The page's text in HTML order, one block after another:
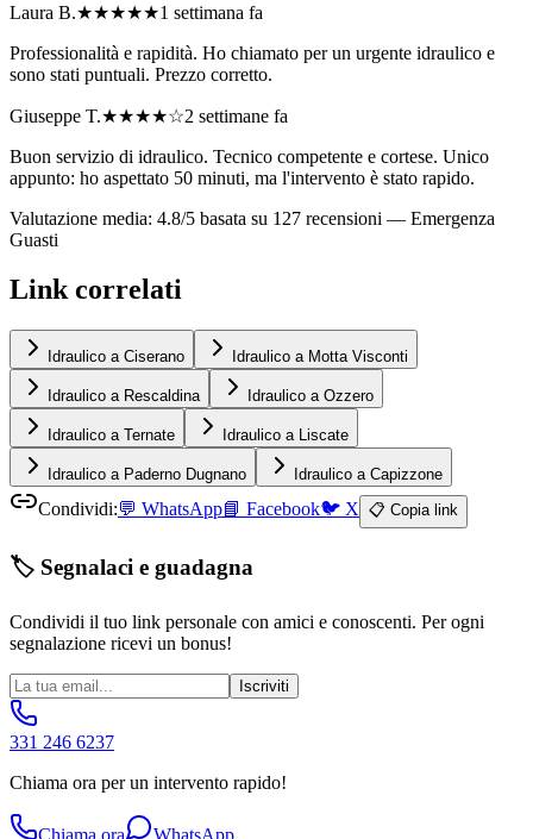
Laura B.★★★★★1 settimana fa
Professionalità e rapidità. Ho chiamato per un urgente idraulico e
sono stati puntuali. Prezzo corretto.
Giuseppe T.★★★★☆2 settimane fa
Buon servizio di idraulico. Tecnico competente e cortese. Unico
appunto: ho aspettato 50 minuti, ma l'intervento è stato rapido.
Valutazione media: 4.8/5 basata su 127 recensioni — Emergenza
Guasti
Link correlati
Idraulico a Ciserano Idraulico a Motta Visconti
Idraulico a Rescaldina Idraulico a Ozzero
Idraulico a Ternate Idraulico a Liscate
Idraulico a Paderno Dugnano Idraulico a Capizzone
Condividi:💬 WhatsApp📘 Facebook🐦 X 📋 Copia link
🏷️ Segnalaci e guadagna
Condividi il tuo link personale con amici e conoscenti. Per ogni
segnalazione ricevi un bonus!
Iscriviti
331 246 6237
Chiama ora per un intervento rapido!
Chiama ora WhatsApp